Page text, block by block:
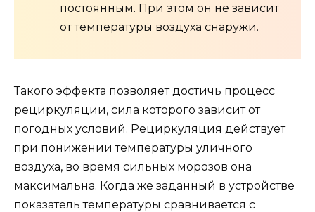
постоянным. При этом он не зависит
от температуры воздуха снаружи.
Такого эффекта позволяет достичь процесс
рециркуляции, сила которого зависит от
погодных условий. Рециркуляция действует
при понижении температуры уличного
воздуха, во время сильных морозов она
максимальна. Когда же заданный в устройстве
показатель температуры сравнивается с